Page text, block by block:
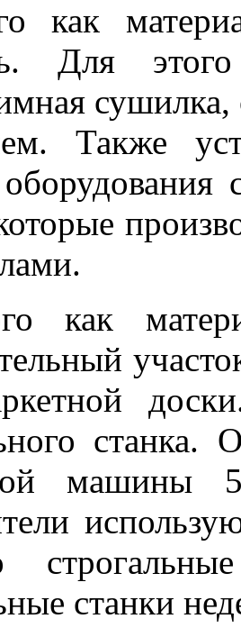
как
Для
сушилка,
Также
как
станка.
машины
станки